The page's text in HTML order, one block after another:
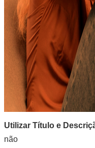
Utilizar Título e
não